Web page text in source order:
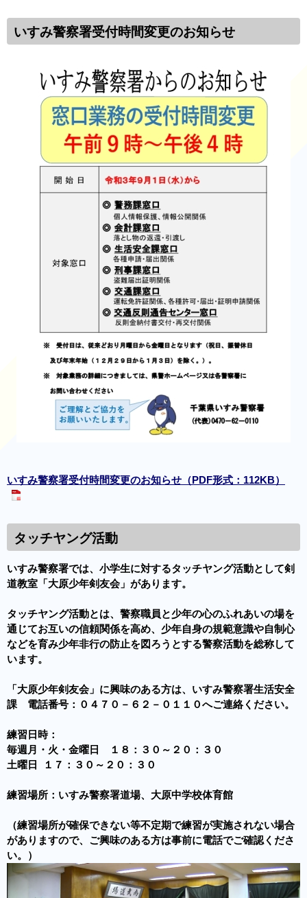
いすみ警察署受付時間変更のお知らせ
いすみ警察署受付時間変更のお知らせ（PDF形式：112KB）
タッチヤング活動
いすみ警察署では、小学生に対するタッチヤング活動として剣
道教室「大原少年剣友会」があります。
タッチヤング活動とは、警察職員と少年の心のふれあいの場を
通じてお互いの信頼関係を高め、少年自身の規範意識や自制心
などを育み少年非行の防止を図ろうとする警察活動を総称して
います。
「大原少年剣友会」に興味のある方は、いすみ警察署生活安全
課 電話番号：０４７０－６２－０１１０へご連絡ください。
練習日時：
毎週月・火・金曜日 １８：３０～２０：３０
土曜日 １７：３０～２０：３０
練習場所：いすみ警察署道場、大原中学校体育館
（練習場所が確保できない等不定期で練習が実施されない場合
がありますので、ご興味のある方は事前に電話でご確認くださ
い。）